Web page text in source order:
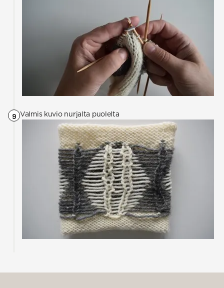
9 Valmis kuvio nurjalta puolelta